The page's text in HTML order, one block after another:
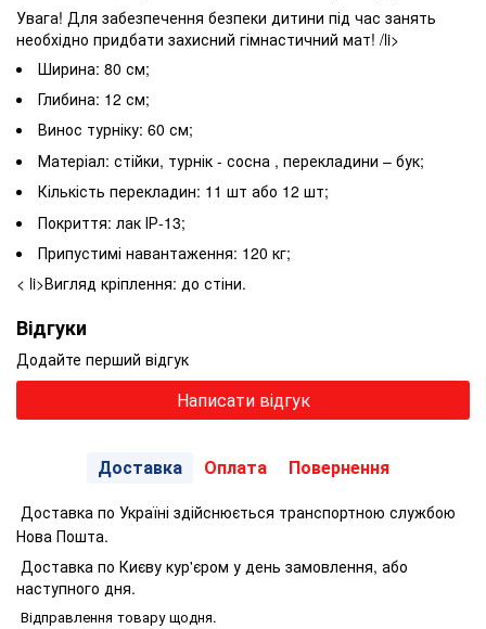
Увага! Для забезпечення безпеки дитини під час занять
необхідно придбати захисний гімнастичний мат! /li>
Ширина: 80 см;
Глибина: 12 см;
Винос турніку: 60 см;
Матеріал: стійки, турнік - сосна , перекладини – бук;
Кількість перекладин: 11 шт або 12 шт;
Покриття: лак ІР-13;
Припустимі навантаження: 120 кг;
< li>Вигляд кріплення: до стіни.
Відгуки
Додайте перший відгук
Написати відгук
Доставка Оплата Повернення
Доставка по Україні здійснюється транспортною службою
Нова Пошта.
Доставка по Києву кур'єром у день замовлення, або
наступного дня.
Відправлення товару щодня.